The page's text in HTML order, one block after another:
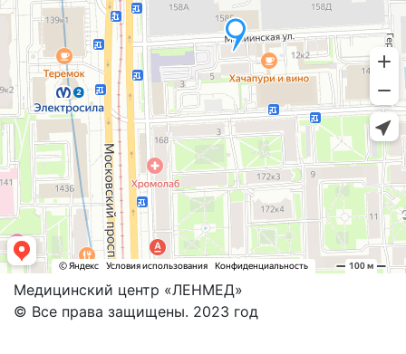
Медицинский центр «ЛЕНМЕД»
© Все права защищены. 2023 год